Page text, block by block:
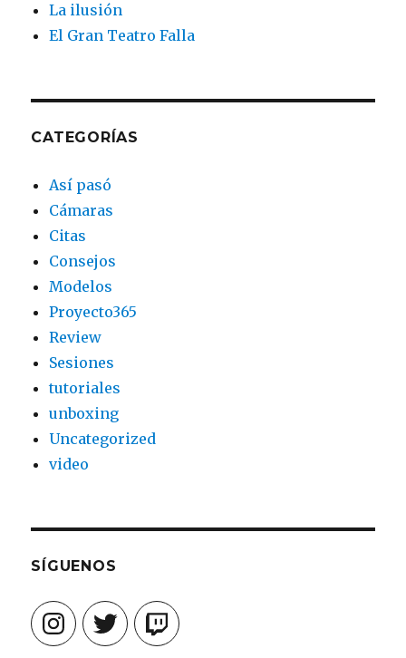
La ilusión
El Gran Teatro Falla
CATEGORÍAS
Así pasó
Cámaras
Citas
Consejos
Modelos
Proyecto365
Review
Sesiones
tutoriales
unboxing
Uncategorized
video
SÍGUENOS
InstagramTwitter Twitch